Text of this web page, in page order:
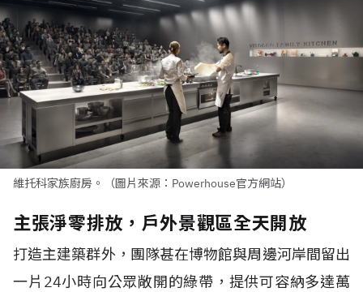
維托科家族廚房。（圖片來源：Powerhouse官方網站）
主張淨零排放，戶外景觀區全天開放
打造主建築群外，團隊甚在博物館與周邊河岸間留出
一片24小時向公眾敞開的綠帶，提供可容納多達萬